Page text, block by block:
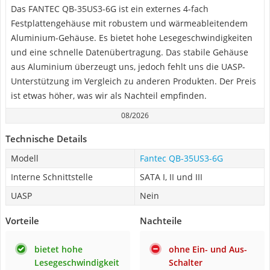
Das FANTEC QB-35US3-6G ist ein externes 4-fach
Festplattengehäuse mit robustem und wärmeableitendem
Aluminium-Gehäuse. Es bietet hohe Lesegeschwindigkeiten
und eine schnelle Datenübertragung. Das stabile Gehäuse
aus Aluminium überzeugt uns, jedoch fehlt uns die UASP-
Unterstützung im Vergleich zu anderen Produkten. Der Preis
ist etwas höher, was wir als Nachteil empfinden.
08/2026
Technische Details
Modell
Fantec QB-35US3-6G
Interne Schnittstelle
SATA I, II und III
UASP
Nein
Vorteile
bietet hohe
Lesegeschwindigkeit
Nachteile
ohne Ein- und Aus-
Schalter